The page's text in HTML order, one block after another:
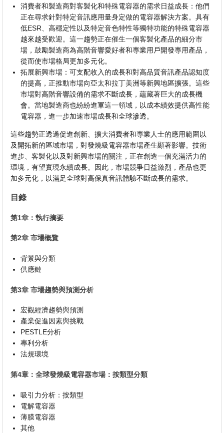
消費者和製造商對客製化和特殊電容器的需求日益成長：他們
正在尋求針對特定音訊應用量身定做的電容器解決方案。具有
低ESR、高穩定性以及特定音色特性等獨特功能的特殊電容器
越來越受歡迎。這一趨勢正在催生一個客製化產品的細分市
場，鼓勵製造商為高階音響愛好者和專業用戶開發專用產品，
從而使市場格局更加多元化。
拓展新興市場：可支配收入的成長和對高品質音訊產品認知度
的提高，正推動市場向亞太和拉丁美洲等新興地區擴張。這些
市場對高階音響設備的需求不斷成長，蘊藏著巨大的成長機
會。當地製造商也紛紛進軍這一領域，以成本績效提供高性能
電容器，進一步加速市場成長和全球滲透。
這些趨勢正透過促進創新、擴大消費者和專業人士的應用範圍以
及開拓新的區域市場，對發燒級電容器市場產生顯著影響。技術
進步、客製化以及對新興市場的關注，正在創造一個充滿活力的
環境，有望實現永續成長。因此，市場競爭日益激烈，產品也更
加多元化，以滿足全球對高保真音訊體驗不斷成長的需求。
目錄
第1章：執行摘要
第2章 市場概覽
背景與分類
供應鏈
第3章 市場趨勢與預測分析
宏觀經濟趨勢與預測
產業促進因素與挑戰
PESTLE分析
專利分析
法規環境
第4章：全球發燒級電容器市場：按類型分類
吸引力分析：按類型
電解電容器
薄膜電容器
其他